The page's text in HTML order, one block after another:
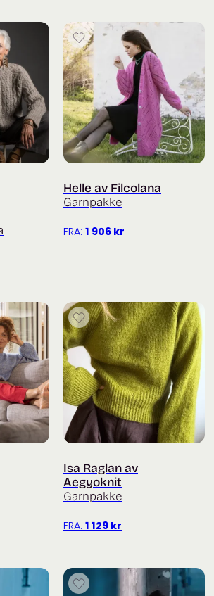
Helle av Filcolana
Garnpakke
FRA: 1 906 kr
Isa Raglan av
Aegyoknit
Garnpakke
FRA: 1 129 kr